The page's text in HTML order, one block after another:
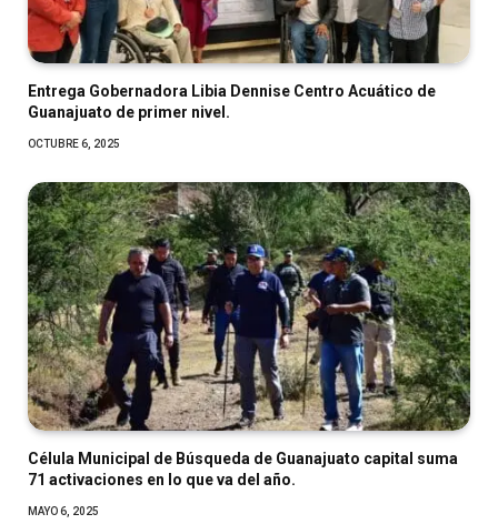
Entrega Gobernadora Libia Dennise Centro Acuático de
Guanajuato de primer nivel.
OCTUBRE 6, 2025
Célula Municipal de Búsqueda de Guanajuato capital suma
71 activaciones en lo que va del año.
MAYO 6, 2025